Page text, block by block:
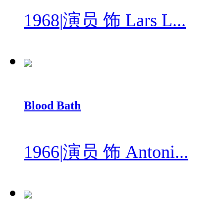
1968|演员 饰 Lars L...
Blood Bath
1966|演员 饰 Antoni...